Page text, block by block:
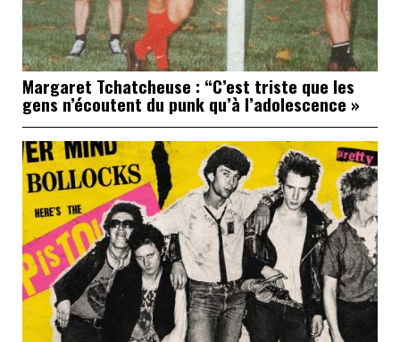
Margaret Tchatcheuse : “C’est triste que les
gens n’écoutent du punk qu’à l’adolescence »